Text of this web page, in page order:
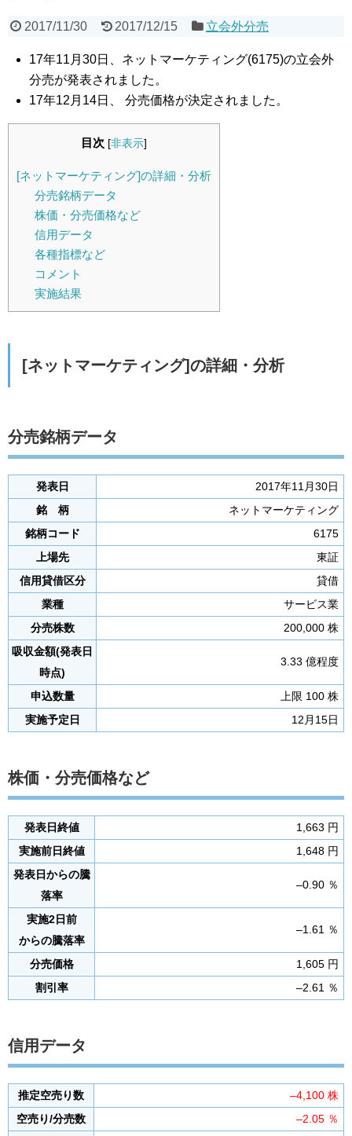
2017/11/30 2017/12/15 立会外分売
17年11月30日、ネットマーケティング(6175)の立会外
分売が発表されました。
17年12月14日、 分売価格が決定されました。
目次 [非表示]
[ネットマーケティング]の詳細・分析
分売銘柄データ
株価・分売価格など
信用データ
各種指標など
コメント
実施結果
[ネットマーケティング]の詳細・分析
分売銘柄データ
発表日
2017年11月30日
銘 柄
ネットマーケティング
銘柄コード
6175
上場先
東証
信用貸借区分
貸借
業種
サービス業
分売株数
200,000 株
吸収金額(発表日
時点)
3.33 億程度
申込数量
上限 100 株
実施予定日
12月15日
株価・分売価格など
発表日終値
1,663 円
実施前日終値
1,648 円
発表日からの騰
落率
–0.90 ％
実施2日前
からの騰落率
–1.61 ％
分売価格
1,605 円
割引率
–2.61 ％
信用データ
推定空売り数
–4,100 株
空売り/分売数
–2.05 ％